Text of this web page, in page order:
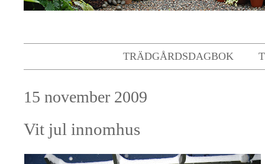
TRÄDGÅRDSDAGBOK
15 november 2009
Vit jul innomhus